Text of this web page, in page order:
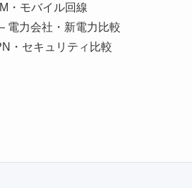
・モバイル回線
電力会社・新電力比較
・セキュリティ比較